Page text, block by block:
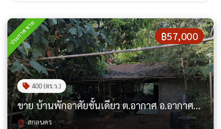
฿57,000
ประกาศ ขาย
400 (ตร.ว.)
ขาย บ้านพักอาศัยชั้นเดียว ต.อากาศ อ.อากาศอำนวย จ.สกลนคร PAP8-0360
สกลนคร